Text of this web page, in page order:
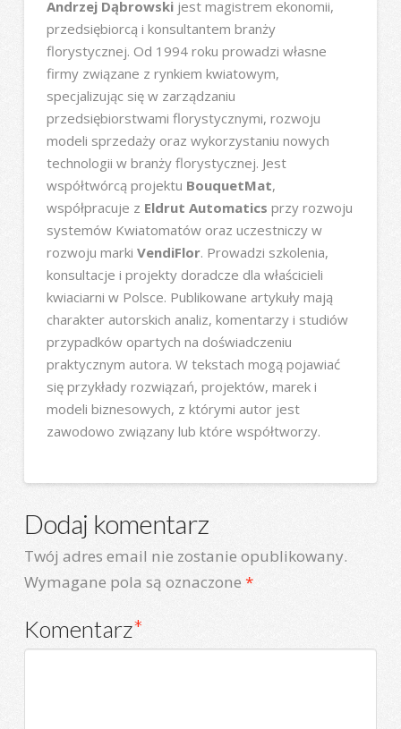
Andrzej Dąbrowskijest magistrem ekonomii,
przedsiębiorcą i konsultantem branży
florystycznej. Od 1994 roku prowadzi własne
firmy związane z rynkiem kwiatowym,
specjalizując się w zarządzaniu
przedsiębiorstwami florystycznymi, rozwoju
modeli sprzedaży oraz wykorzystaniu nowych
technologii w branży florystycznej. Jest
współtwórcą projektu BouquetMat,
współpracuje z Eldrut Automatics przy rozwoju
systemów Kwiatomatów oraz uczestniczy w
rozwoju marki VendiFlor. Prowadzi szkolenia,
konsultacje i projekty doradcze dla właścicieli
kwiaciarni w Polsce. Publikowane artykuły mają
charakter autorskich analiz, komentarzy i studiów
przypadków opartych na doświadczeniu
praktycznym autora. W tekstach mogą pojawiać
się przykłady rozwiązań, projektów, marek i
modeli biznesowych, z którymi autor jest
zawodowo związany lub które współtworzy.
Dodaj komentarz
Twój adres email nie zostanie opublikowany.
Wymagane pola są oznaczone *
Komentarz*